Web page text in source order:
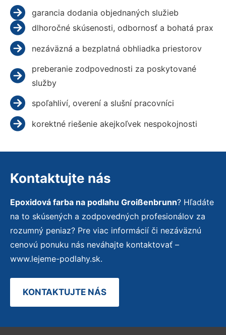
garancia dodania objednaných služieb
dlhoročné skúsenosti, odbornosť a bohatá prax
nezáväzná a bezplatná obhliadka priestorov
preberanie zodpovednosti za poskytované
služby
spoľahliví, overení a slušní pracovníci
korektné riešenie akejkoľvek nespokojnosti
Kontaktujte nás
Epoxidová farba na podlahu Groißenbrunn? Hľadáte
na to skúsených a zodpovedných profesionálov za
rozumný peniaz? Pre viac informácií či nezáväznú
cenovú ponuku nás neváhajte kontaktovať –
www.lejeme-podlahy.sk.
KONTAKTUJTE NÁS